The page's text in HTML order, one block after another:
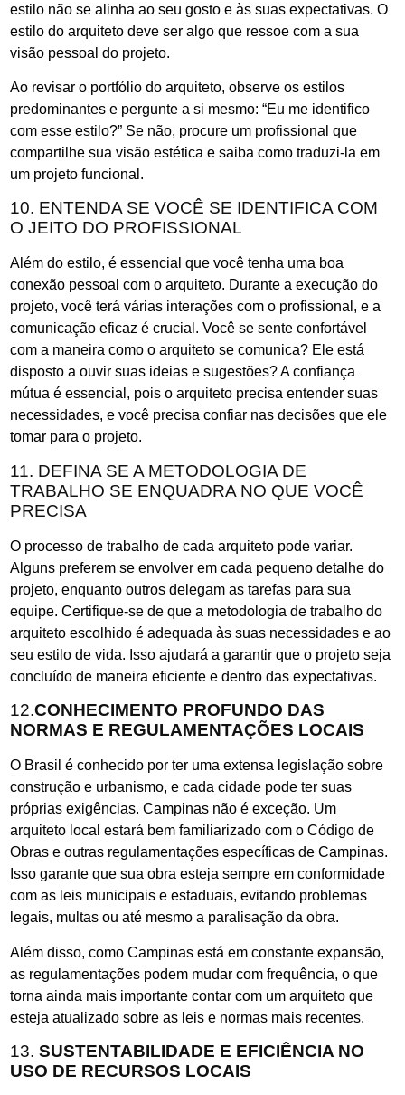
estilo não se alinha ao seu gosto e às suas expectativas. O
estilo do arquiteto deve ser algo que ressoe com a sua
visão pessoal do projeto.
Ao revisar o portfólio do arquiteto, observe os estilos
predominantes e pergunte a si mesmo: “Eu me identifico
com esse estilo?” Se não, procure um profissional que
compartilhe sua visão estética e saiba como traduzi-la em
um projeto funcional.
10. ENTENDA SE VOCÊ SE IDENTIFICA COM
O JEITO DO PROFISSIONAL
Além do estilo, é essencial que você tenha uma boa
conexão pessoal com o arquiteto. Durante a execução do
projeto, você terá várias interações com o profissional, e a
comunicação eficaz é crucial. Você se sente confortável
com a maneira como o arquiteto se comunica? Ele está
disposto a ouvir suas ideias e sugestões? A confiança
mútua é essencial, pois o arquiteto precisa entender suas
necessidades, e você precisa confiar nas decisões que ele
tomar para o projeto.
11. DEFINA SE A METODOLOGIA DE
TRABALHO SE ENQUADRA NO QUE VOCÊ
PRECISA
O processo de trabalho de cada arquiteto pode variar.
Alguns preferem se envolver em cada pequeno detalhe do
projeto, enquanto outros delegam as tarefas para sua
equipe. Certifique-se de que a metodologia de trabalho do
arquiteto escolhido é adequada às suas necessidades e ao
seu estilo de vida. Isso ajudará a garantir que o projeto seja
concluído de maneira eficiente e dentro das expectativas.
12.CONHECIMENTO PROFUNDO DAS
NORMAS E REGULAMENTAÇÕES LOCAIS
O Brasil é conhecido por ter uma extensa legislação sobre
construção e urbanismo, e cada cidade pode ter suas
próprias exigências. Campinas não é exceção. Um
arquiteto local estará bem familiarizado com o Código de
Obras e outras regulamentações específicas de Campinas.
Isso garante que sua obra esteja sempre em conformidade
com as leis municipais e estaduais, evitando problemas
legais, multas ou até mesmo a paralisação da obra.
Além disso, como Campinas está em constante expansão,
as regulamentações podem mudar com frequência, o que
torna ainda mais importante contar com um arquiteto que
esteja atualizado sobre as leis e normas mais recentes.
13. SUSTENTABILIDADE E EFICIÊNCIA NO
USO DE RECURSOS LOCAIS